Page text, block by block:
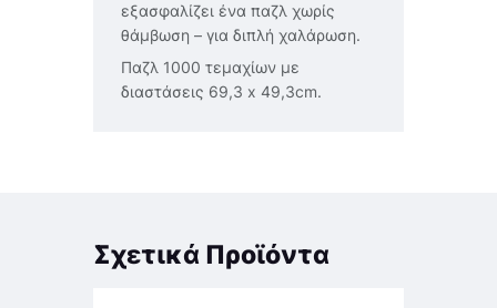
εξασφαλίζει ένα παζλ χωρίς
θάμβωση – για διπλή χαλάρωση.
Παζλ 1000 τεμαχίων με
διαστάσεις 69,3 x 49,3cm.
Σχετικά Προϊόντα